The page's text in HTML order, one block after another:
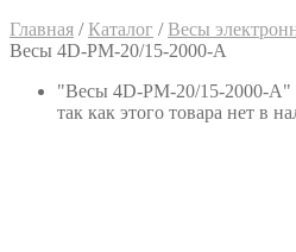
Главная / Каталог / Весы
Весы 4D-PM-20/15-2000-A
"Весы 4D-PM-20/15-2000-A"
так как этого товара нет в